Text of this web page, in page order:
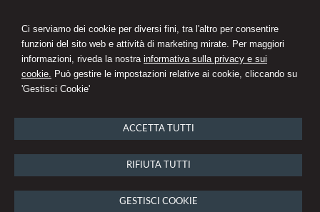
Ci serviamo dei cookie per diversi fini, tra l'altro per consentire
funzioni del sito web e attività di marketing mirate. Per maggiori
informazioni, riveda la nostra informativa sulla privacy e sui
cookie. Può gestire le impostazioni relative ai cookie, cliccando su
'Gestisci Cookie'
ACCETTA TUTTI
RIFIUTA TUTTI
GESTISCI COOKIE